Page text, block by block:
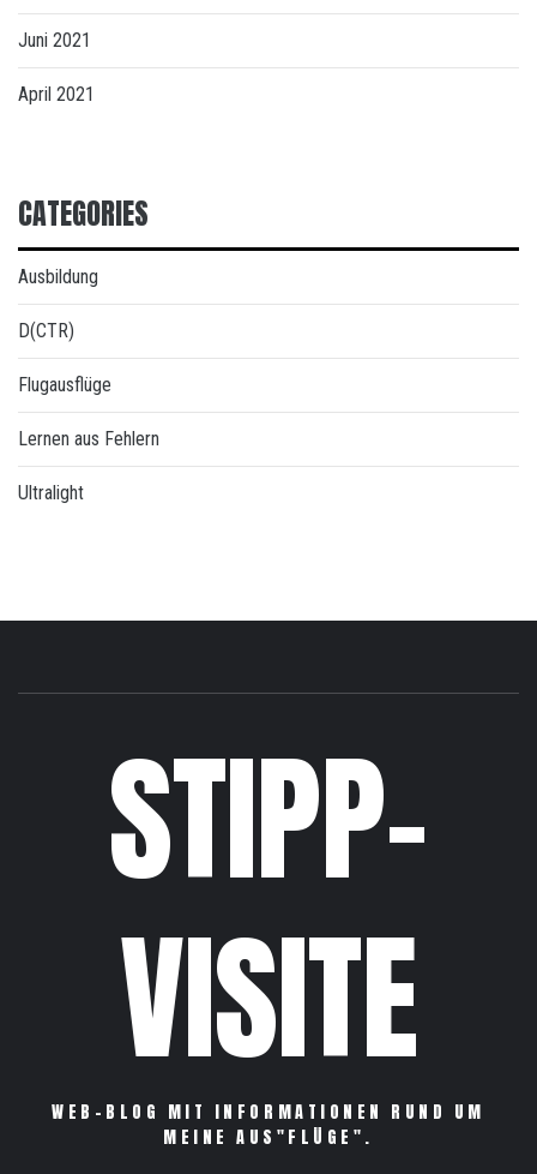
Juni 2021
April 2021
CATEGORIES
Ausbildung
D(CTR)
Flugausflüge
Lernen aus Fehlern
Ultralight
STIPP-
VISITE
WEB-BLOG MIT INFORMATIONEN RUND UM
MEINE AUS"FLÜGE".